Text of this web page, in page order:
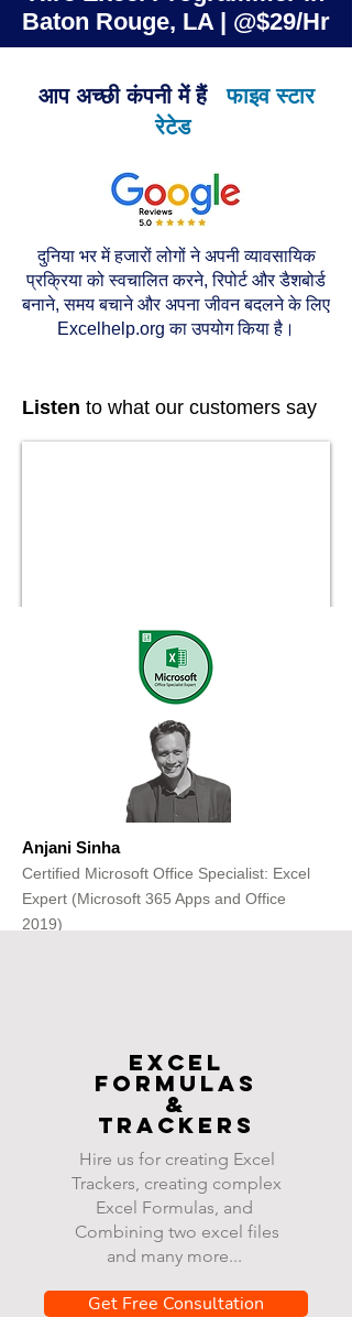
Baton Rouge, LA | @$29/Hr
आप अच्छी कंपनी में हैं
फाइव स्टार
रेटेड
दुनिया भर में हजारों लोगों ने अपनी व्यावसायिक
प्रक्रिया को स्वचालित करने, रिपोर्ट और डैशबोर्ड
बनाने, समय बचाने और अपना जीवन बदलने के लिए
Excelhelp.org का उपयोग किया है।
Listen to what our customers say
Anjani Sinha
Certified Microsoft Office Specialist: Excel
Expert (Microsoft 365 Apps and Office
2019)
Excel
FOrmulas
&
Trackers
Hire us for creating Excel
Trackers, creating complex
Excel Formulas, and
Combining two excel files
and many more...
Get Free Consultation